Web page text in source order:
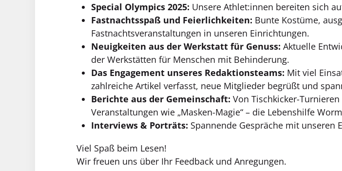
Special Olympics 2025: Unsere Athlet:innen bereiten sich
Fastnachtsspaß und Feierlichkeiten: Bunte Kostüme,
Fastnachtsveranstaltungen in unseren Einrichtungen.
Neuigkeiten aus der Werkstatt für Genuss: Aktuelle
der Werkstätten für Menschen mit Behinderung.
Das Engagement unseres Redaktionsteams: Mit viel
zahlreiche Artikel verfasst, neue Mitglieder begrüßt und
Berichte aus der Gemeinschaft: Von Tischkicker-
Veranstaltungen wie „Masken-Magie“ – die Lebenshilfe
Interviews & Porträts: Spannende Gespräche mit
Viel Spaß beim Lesen!
Wir freuen uns über Ihr Feedback und Anregungen.